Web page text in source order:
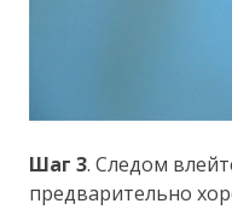
Шаг 3. Следом
предварительно